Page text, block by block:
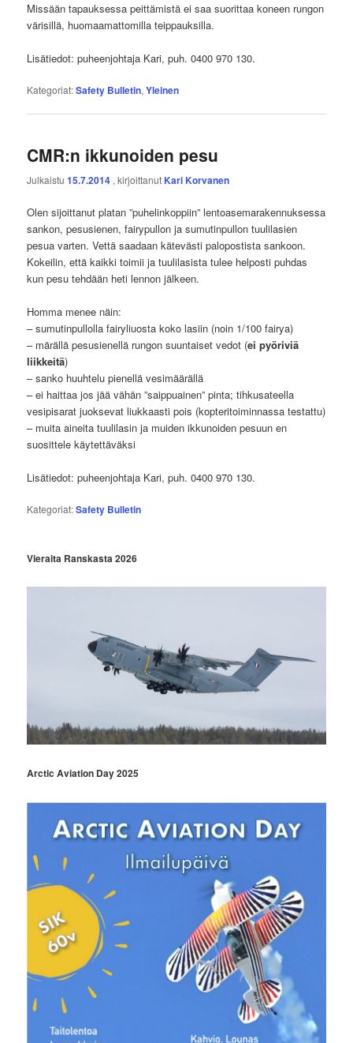
Missään tapauksessa peittämistä ei saa suorittaa koneen rungon
värisillä, huomaamattomilla teippauksilla.
Lisätiedot: puheenjohtaja Kari, puh. 0400 970 130.
Kategoriat:Safety Bulletin,Yleinen
CMR:n ikkunoiden pesu
Julkaistu15.7.2014 , kirjoittanutKari Korvanen
Olen sijoittanut platan ”puhelinkoppiin” lentoasemarakennuksessa
sankon, pesusienen, fairypullon ja sumutinpullon tuulilasien
pesua varten. Vettä saadaan kätevästi palopostista sankoon.
Kokeilin, että kaikki toimii ja tuulilasista tulee helposti puhdas
kun pesu tehdään heti lennon jälkeen.
Homma menee näin:
– sumutinpullolla fairyliuosta koko lasiin (noin 1/100 fairya)
– märällä pesusienellä rungon suuntaiset vedot (ei pyöriviä
liikkeitä)
– sanko huuhtelu pienellä vesimäärällä
– ei haittaa jos jää vähän ”saippuainen” pinta; tihkusateella
vesipisarat juoksevat liukkaasti pois (kopteritoiminnassa testattu)
– muita aineita tuulilasin ja muiden ikkunoiden pesuun en
suosittele käytettäväksi
Lisätiedot: puheenjohtaja Kari, puh. 0400 970 130.
Kategoriat:Safety Bulletin
Vieraita Ranskasta 2026
Arctic Aviation Day 2025